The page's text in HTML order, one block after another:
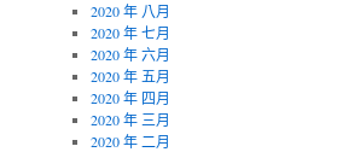
2020 年 八月
2020 年 七月
2020 年 六月
2020 年 五月
2020 年 四月
2020 年 三月
2020 年 二月